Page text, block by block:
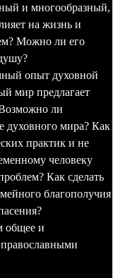
и многообразный,
на жизнь и
Можно ли его
опыт духовной
мир предлагает
ли
духовного мира? Как
практик и не
человеку
Как сделать
благополучия
общее и